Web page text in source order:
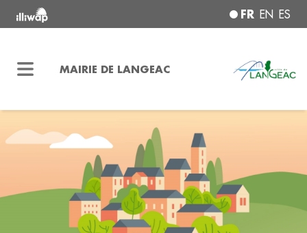
FR EN ES
MAIRIE DE LANGEAC